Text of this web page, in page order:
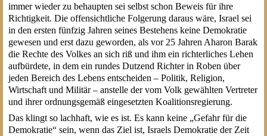
immer wieder zu behaupten sei selbst schon Beweis für ihre
Richtigkeit. Die offensichtliche Folgerung daraus wäre, Israel sei
in den ersten fünfzig Jahren seines Bestehens keine Demokratie
gewesen und erst dazu geworden, als vor 25 Jahren Aharon Barak
die Rechte des Volkes an sich riß und ihm ein richterliches Lehen
aufbürdete, in dem ein rundes Dutzend Richter in Roben über
jeden Bereich des Lebens entscheiden – Politik, Religion,
Wirtschaft und Militär – anstelle der vom Volk gewählten Vertreter
und ihrer ordnungsgemäß eingesetzten Koalitionsregierung.
Das klingt so lachhaft, wie es ist. Es kann keine „Gefahr für die
Demokratie“ sein, wenn das Ziel ist, Israels Demokratie der Zeit